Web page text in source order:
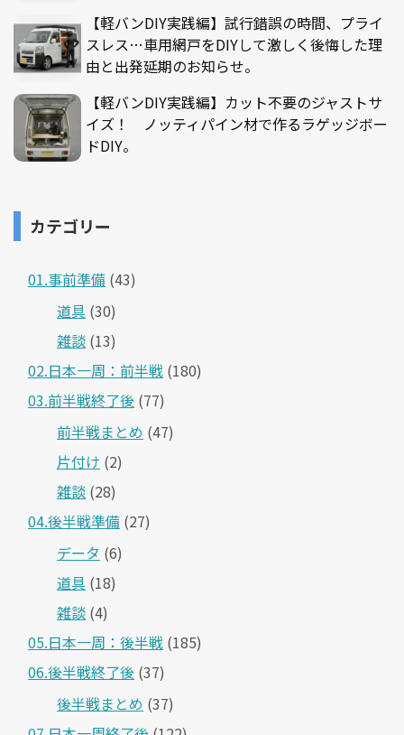
【軽バンDIY実践編】試行錯誤の時間、プライ
スレス…車用網戸をDIYして激しく後悔した理
由と出発延期のお知らせ。
【軽バンDIY実践編】カット不要のジャストサ
イズ！ ノッティパイン材で作るラゲッジボー
ドDIY。
カテゴリー
01.事前準備 (43)
道具 (30)
雑談 (13)
02.日本一周：前半戦 (180)
03.前半戦終了後 (77)
前半戦まとめ (47)
片付け (2)
雑談 (28)
04.後半戦準備 (27)
データ (6)
道具 (18)
雑談 (4)
05.日本一周：後半戦 (185)
06.後半戦終了後 (37)
後半戦まとめ (37)